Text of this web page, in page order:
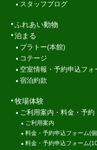
スタッフブログ
ふれあい動物
泊まる
プラトー(本館)
コテージ
空室情報・予約申込フォ
宿泊約款
牧場体験
ご利用案内・料金・予約
ご利用案内
料金・予約申込フォーム(
料金・予約申込フォーム